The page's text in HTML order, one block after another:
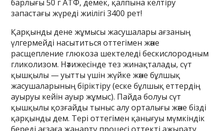
барлығы 50 г АТФ, демек, қалпына келтіру
запастағы жүреді жиілігі 3400 рет!
Қарқынды дене жұмысы жасушалары ағзаның
үлгермейді насытиться оттегімен және
расщепление глюкоза шектеледі бескислородным
гликолизом. Нәтижесінде тез жинақталады, сүт
қышқылы — уытты үшін жүйке және бұлшық
жасушаларының біріктіру (еске бұлшық еттердің
ауыруы кейін ауыр жұмыс). Пайда болуы сүт
қышқылы қозғайды тыныс алу орталығы және бізді
қарқынды дем. Тері оттегімен қанығуы мүмкіндік